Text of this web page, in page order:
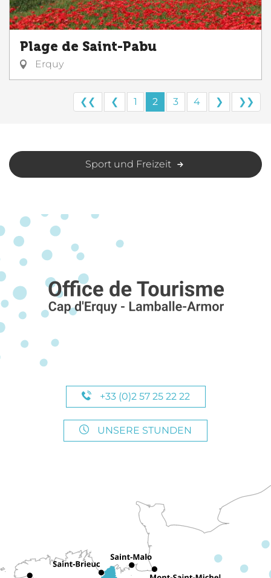
Plage de Saint-Pabu
Erquy
❮❮ ❮ 1 2 3 4 ❯ ❯❯
Sport und Freizeit
+33 (0)2 57 25 22 22
UNSERE STUNDEN